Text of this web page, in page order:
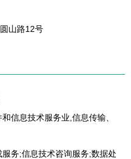
山路12号
信息技术服务业,信息传输、
务;信息技术咨询服务;数据处